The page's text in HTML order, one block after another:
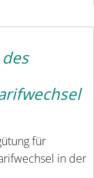
für
in der